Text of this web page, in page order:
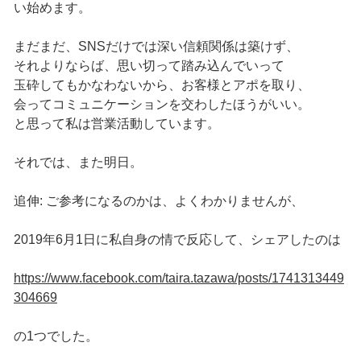
い始めます。
まだまだ、SNSだけでは深い信頼関係は築けず、
それよりならば、思い切って踏み込んでいって
玉砕してもかなわないから、お客様とアポを取り、
会ってコミュニケーションを交わしたほうがいい。
と思って私は営業活動しています。
それでは、また明日。
追伸: ご参考になるのかは、よくわかりませんが、
2019年6月1日に私自身の情で反応して、シェアしたのは
https://www.facebook.com/taira.tazawa/posts/1741313449
304669
の1つでした。